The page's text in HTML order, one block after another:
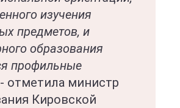
изучения
предметов, и
образования
профильные
- отметила министр
Кировской